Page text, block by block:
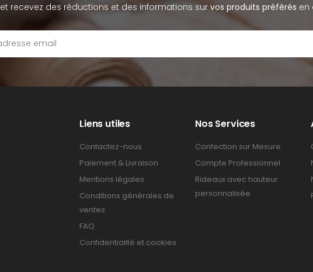
et recevez des réductions et des informations survos produits préférés en
Liens utiles
Contactez-nous
Paiement & Livraison
Mentions légales
Conditions générales de
ventes
FAQ
Confidentialité et cookies
Nos Services
Confection sur Mesure
Compte Professionnel
Rideaux avec hauteur
personnalisée